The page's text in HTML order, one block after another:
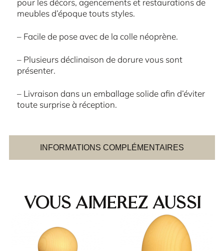
INFORMATIONS COMPLÉMENTAIRES
pour les décors, agencements et restaurations de
meubles d’époque touts styles.
– Facile de pose avec de la colle néoprène.
– Plusieurs déclinaison de dorure vous sont
présenter.
– Livraison dans un emballage solide afin d’éviter
toute surprise à réception.
Vous aimerez aussi